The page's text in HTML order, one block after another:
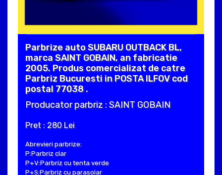
Parbrize auto SUBARU OUTBACK BL,
marca SAINT GOBAIN, an fabricatie
2005. Produs comercializat de catre
Parbriz Bucuresti in POSTA ILFOV cod
postal 77038 .
Producator parbriz : SAINT GOBAIN
Pret : 280 Lei
Abrevieri parbrize:
P:Parbriz clar
P+V:Parbriz cu tenta verde
P+S:Parbriz cu parasolar